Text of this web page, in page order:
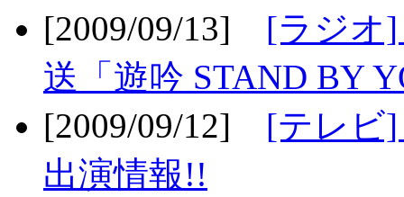
[2009/09/13] [ラジオ]
送「遊吟 STAND BY
[2009/09/12] [テレビ]
出演情報!!